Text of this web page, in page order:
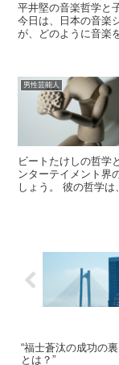
平井堅の音楽哲学と
今日は、日本の音楽
が、どのように音楽
男性芸能人
ビートたけしの哲学
ンターテイメント界
しょう。 彼の哲学
“福士蒼汰の成功の
とは？”